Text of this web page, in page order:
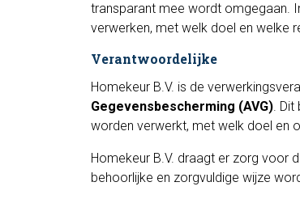
transparant mee wordt omgegaan.
verwerken, met welk doel en welke
Verantwoordelijke
Homekeur B.V. is de
Gegevensbescherming (AVG). Dit
worden verwerkt, met welk doel en
Homekeur B.V. draagt er zorg voor
behoorlijke en zorgvuldige wijze